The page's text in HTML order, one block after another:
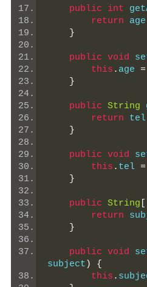
public int
return age
}
public void
this . age =
}
public String
return tel
}
public void
this . tel =
}
public String
return
}
public void
subject )
{
this .